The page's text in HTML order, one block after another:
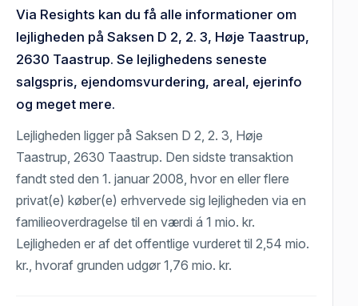
Via Resights kan du få alle informationer om
lejligheden på Saksen D 2, 2. 3, Høje Taastrup,
2630 Taastrup. Se lejlighedens seneste
salgspris, ejendomsvurdering, areal, ejerinfo
og meget mere.
Lejligheden ligger på Saksen D 2, 2. 3, Høje
Taastrup, 2630 Taastrup. Den sidste transaktion
fandt sted den 1. januar 2008, hvor en eller flere
privat(e) køber(e) erhvervede sig lejligheden via en
familieoverdragelse til en værdi á 1 mio. kr.
Lejligheden er af det offentlige vurderet til 2,54 mio.
kr., hvoraf grunden udgør 1,76 mio. kr.